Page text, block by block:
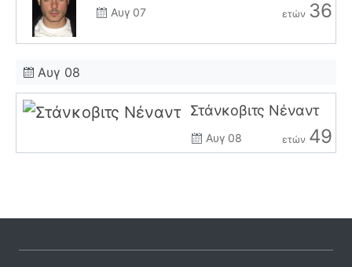
Αυγ 07 ετών 36
Αυγ 08
Στάνκοβιτς Νέναντ
Αυγ 08 ετών 49